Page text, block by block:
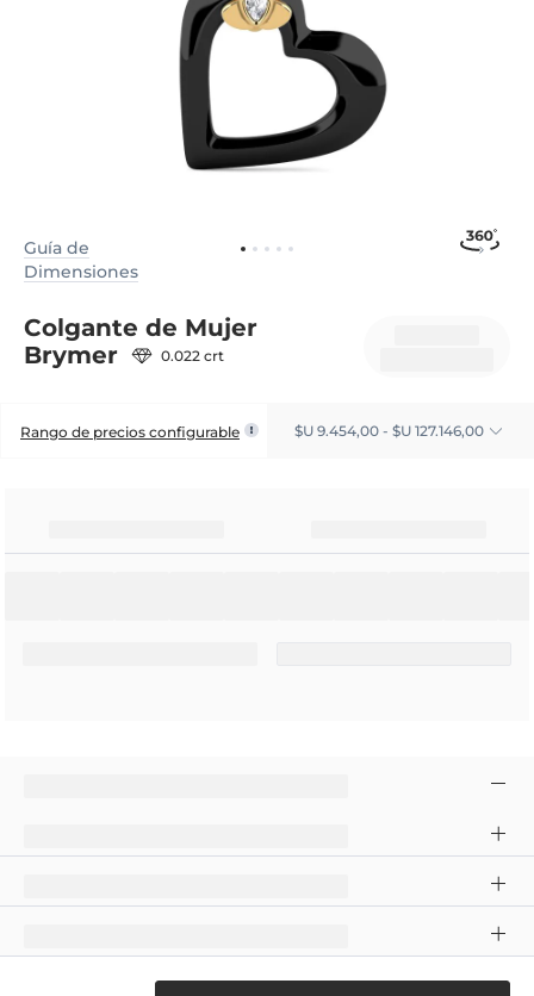
Guía de
Dimensiones
Colgante de Mujer
Brymer
0.022 crt
Rango de precios configurable $U 9.454,00 - $U 127.146,00